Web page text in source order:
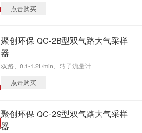
点击购买
聚创环保 QC-2B型双气路大气采样
器
双路、0.1-1.2L/min、转子流量计
点击购买
聚创环保 QC-2S型双气路大气采样
器